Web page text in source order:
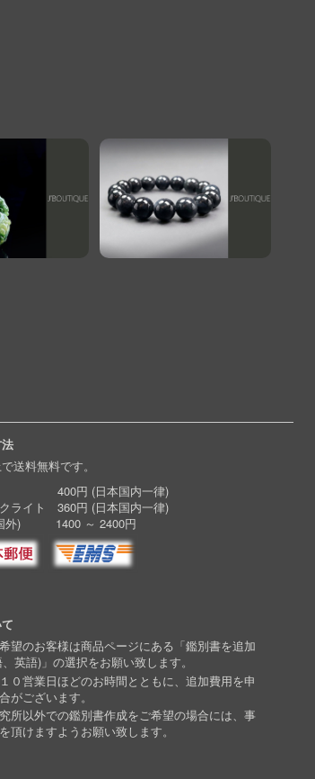
送料無料です。
400円 (日本国内一律)
ライト 360円 (日本国内一律)
外) 1400 ～ 2400円
望のお客様は商品ページにある「鑑別書を追加
英語)」の選択をお願い致します。
０営業日ほどのお時間とともに、追加費用を申
がございます。
所以外での鑑別書作成をご希望の場合には、事
頂けますようお願い致します。